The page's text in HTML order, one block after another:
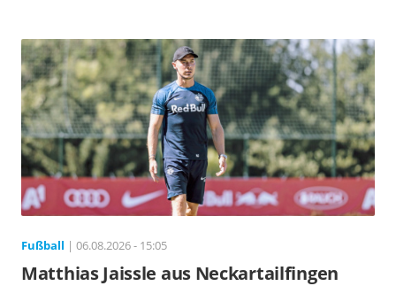
Fußball | 06.08.2026 - 15:05
Matthias Jaissle aus Neckartailfingen